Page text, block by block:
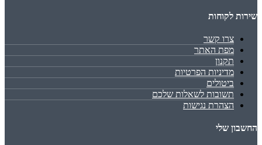
שירות לקוחות
צרו קשר
מפת האתר
תקנון
מדיניות הפרטיות
ביטולים
תשובות לשאלות שלכם
הצהרת נגישות
החשבון שלי